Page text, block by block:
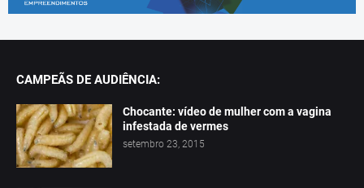
CAMPEÃS DE AUDIÊNCIA:
Chocante: vídeo de mulher com a vagina
infestada de vermes
setembro 23, 2015